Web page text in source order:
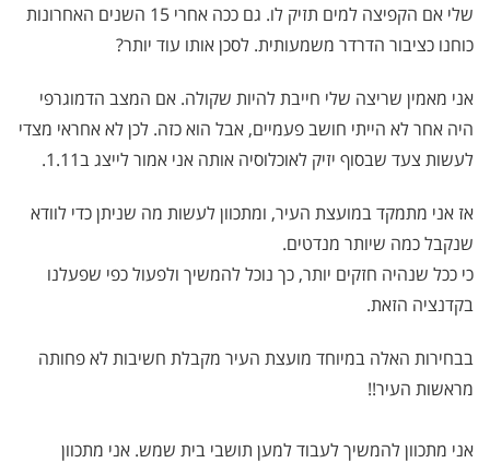
שלי אם הקפיצה למים תזיק לו. גם ככה אחרי 15 השנים האחרונות
כוחנו כציבור הדרדר משמעותית. לסכן אותו עוד יותר?
אני מאמין שריצה שלי חייבת להיות שקולה. אם המצב הדמוגרפי
היה אחר לא הייתי חושב פעמיים, אבל הוא כזה. לכן לא אחראי מצדי
לעשות צעד שבסוף יזיק לאוכלוסיה אותה אני אמור לייצג ב1.11.
אז אני מתמקד במועצת העיר, ומתכוון לעשות מה שניתן כדי לוודא
שנקבל כמה שיותר מנדטים.
כי ככל שנהיה חזקים יותר, כך נוכל להמשיך ולפעול כפי שפעלנו
בקדנציה הזאת.
בבחירות האלה במיוחד מועצת העיר מקבלת חשיבות לא פחותה
מראשות העיר!!
אני מתכוון להמשיך לעבוד למען תושבי בית שמש. אני מתכוון